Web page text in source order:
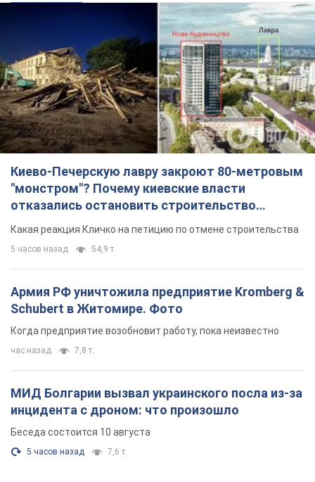
Киево-Печерскую лавру закроют 80-метровым
"монстром"? Почему киевские власти
отказались остановить строительство
небоскреба "московского верующего"
Какая реакция Кличко на петицию по отмене строительства
5 часов назад 54,9 т.
Армия РФ уничтожила предприятие Kromberg &
Schubert в Житомире. Фото
Когда предприятие возобновит работу, пока неизвестно
час назад 7,8 т.
МИД Болгарии вызвал украинского посла из-за
инцидента с дроном: что произошло
Беседа состоится 10 августа
5 часов назад 7,6 т.